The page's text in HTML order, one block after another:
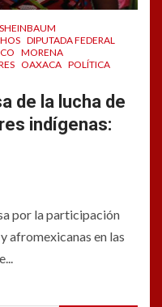
DIPUTADA FEDERAL
MORENA
OAXACA POLÍTICA
de la lucha de
indígenas:
por la participación
afromexicanas en las